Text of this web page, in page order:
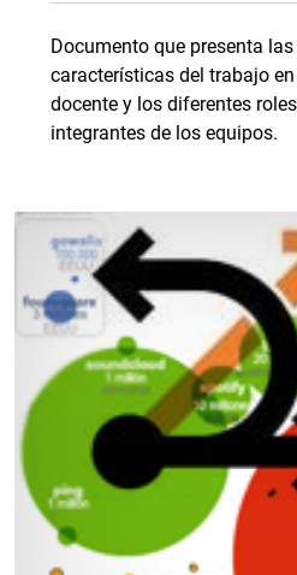
Documento que presenta
características del trabajo
docente y los diferentes
integrantes de los equipos.